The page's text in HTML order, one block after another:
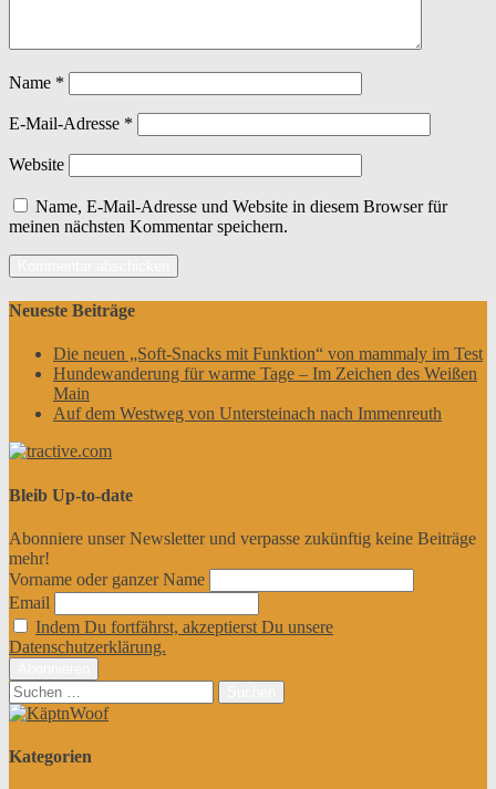
Name *
E-Mail-Adresse *
Website
Name, E-Mail-Adresse und Website in diesem Browser für
meinen nächsten Kommentar speichern.
Neueste Beiträge
Die neuen „Soft-Snacks mit Funktion“ von mammaly im Test
Hundewanderung für warme Tage – Im Zeichen des Weißen
Main
Auf dem Westweg von Untersteinach nach Immenreuth
Bleib Up-to-date
Abonniere unser Newsletter und verpasse zukünftig keine Beiträge
mehr!
Vorname oder ganzer Name
Email
Indem Du fortfährst, akzeptierst Du unsere
Datenschutzerklärung.
Suchen
nach:
Kategorien